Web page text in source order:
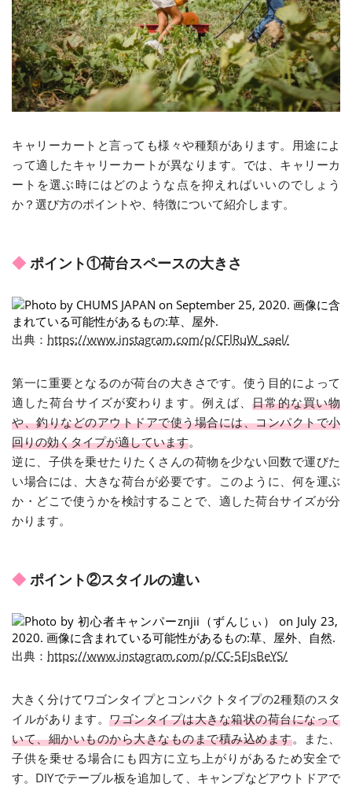
キャリーカートと言っても様々や種類があります。用途によ
って適したキャリーカートが異なります。では、キャリーカ
ートを選ぶ時にはどのような点を抑えればいいのでしょう
か？選び方のポイントや、特徴について紹介します。
ポイント①荷台スペースの大きさ
出典 ： https://www.instagram.com/p/CFlRuW_sael/
第一に重要となるのが荷台の大きさです。使う目的によって
適した荷台サイズが変わります。例えば、日常的な買い物
や、釣りなどのアウトドアで使う場合には、コンパクトで小
回りの効くタイプが適しています。
逆に、子供を乗せたりたくさんの荷物を少ない回数で運びた
い場合には、大きな荷台が必要です。このように、何を運ぶ
か・どこで使うかを検討することで、適した荷台サイズが分
かります。
ポイント②スタイルの違い
出典 ： https://www.instagram.com/p/CC-5EJsBeYS/
大きく分けてワゴンタイプとコンパクトタイプの2種類のスタ
イルがあります。 ワゴンタイプは大きな箱状の荷台になって
いて、細かいものから大きなものまで積み込めます。また、
子供を乗せる場合にも四方に立ち上がりがあるため安全で
す。DIYでテーブル板を追加して、キャンプなどアウトドアで